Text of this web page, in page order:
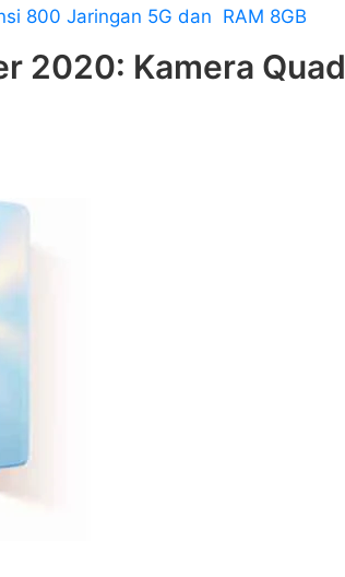
800 Jaringan 5G dan RAM 8GB
2020: Kamera Quad